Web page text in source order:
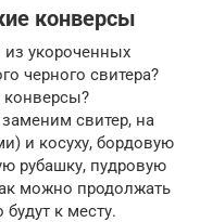
конверсы
из укороченных
черного свитера?
свитер, на
и косуху, бордовую
рубашку, пудровую
можно продолжать
к месту.